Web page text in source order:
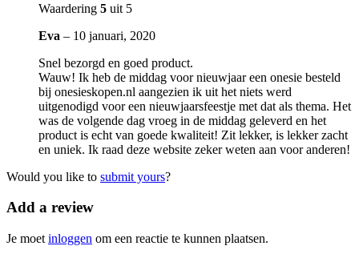
Waardering 5 uit 5
Eva – 10 januari, 2020
Snel bezorgd en goed product.
Wauw! Ik heb de middag voor nieuwjaar een onesie besteld
bij onesieskopen.nl aangezien ik uit het niets werd
uitgenodigd voor een nieuwjaarsfeestje met dat als thema. Het
was de volgende dag vroeg in de middag geleverd en het
product is echt van goede kwaliteit! Zit lekker, is lekker zacht
en uniek. Ik raad deze website zeker weten aan voor anderen!
Would you like to submit yours?
Add a review
Je moet inloggen om een reactie te kunnen plaatsen.